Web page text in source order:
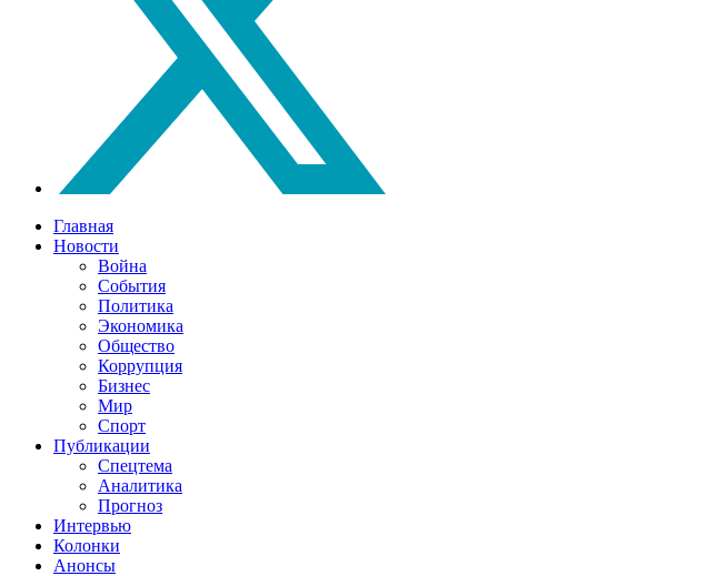
Главная
Новости
Война
События
Политика
Экономика
Общество
Коррупция
Бизнес
Мир
Спорт
Публикации
Спецтема
Аналитика
Прогноз
Интервью
Колонки
Анонсы